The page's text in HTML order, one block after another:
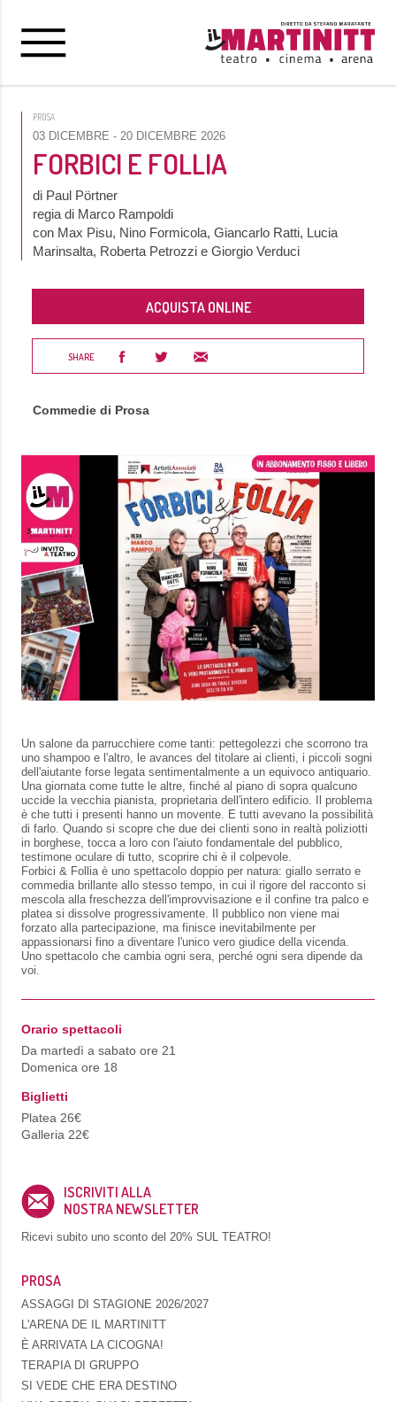
PROSA
03 DICEMBRE - 20 DICEMBRE 2026
FORBICI E FOLLIA
di Paul Pörtner
regia di Marco Rampoldi
con Max Pisu, Nino Formicola, Giancarlo Ratti, Lucia
Marinsalta, Roberta Petrozzi e Giorgio Verduci
ACQUISTA ONLINE
SHARE
Commedie di Prosa
Un salone da parrucchiere come tanti: pettegolezzi che scorrono tra
uno shampoo e l'altro, le avances del titolare ai clienti, i piccoli sogni
dell'aiutante forse legata sentimentalmente a un equivoco antiquario.
Una giornata come tutte le altre, finché al piano di sopra qualcuno
uccide la vecchia pianista, proprietaria dell'intero edificio. Il problema
è che tutti i presenti hanno un movente. E tutti avevano la possibilità
di farlo. Quando si scopre che due dei clienti sono in realtà poliziotti
in borghese, tocca a loro con l'aiuto fondamentale del pubblico,
testimone oculare di tutto, scoprire chi è il colpevole.
Forbici & Follia è uno spettacolo doppio per natura: giallo serrato e
commedia brillante allo stesso tempo, in cui il rigore del racconto si
mescola alla freschezza dell'improvvisazione e il confine tra palco e
platea si dissolve progressivamente. Il pubblico non viene mai
forzato alla partecipazione, ma finisce inevitabilmente per
appassionarsi fino a diventare l'unico vero giudice della vicenda.
Uno spettacolo che cambia ogni sera, perché ogni sera dipende da
voi.
Orario spettacoli
Da martedì a sabato ore 21
Domenica ore 18
Biglietti
Platea 26€
Galleria 22€
ISCRIVITI ALLA
NOSTRA NEWSLETTER
Ricevi subito uno sconto del 20% SUL TEATRO!
PROSA
ASSAGGI DI STAGIONE 2026/2027
L'ARENA DE IL MARTINITT
È ARRIVATA LA CICOGNA!
TERAPIA DI GRUPPO
SI VEDE CHE ERA DESTINO